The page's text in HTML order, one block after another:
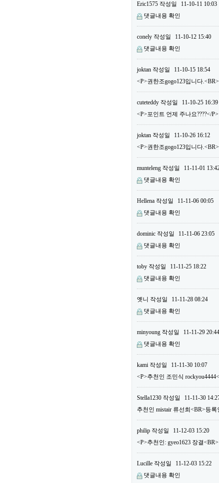
Eric1575 작성일
11-10-11 10:03
댓글내용 확인
conely 작성일
11-10-12 15:40
댓글내용 확인
joktan 작성일
11-10-15 18:54
<P>권한조gogo123입니다
cuteteddy 작성일
11-10-25 16:39
<P>포인트 언제 주나요????</P>
joktan 작성일
11-10-26 16:12
<P>권한조gogo123입니다
munteleng 작성일
11-11-01
댓글내용 확인
Hellena 작성일
11-11-06 00:05
댓글내용 확인
dominic 작성일
11-11-06 23:05
댓글내용 확인
toby 작성일
11-11-25 18:22
댓글내용 확인
옛니 작성일
11-11-28 08:24
댓글내용 확인
minyoung 작성일
11-11-29 20:44
댓글내용 확인
kami 작성일
11-11-30 10:07
<P>추천인 조민식
Stella1230 작성일
11-11-30
추천인 mistair 류선희<BR>등
philip 작성일
11-12-03 15:20
<P>추천인: gyeo1623 장결
Lucille 작성일
11-12-03 15:22
댓글내용 확인